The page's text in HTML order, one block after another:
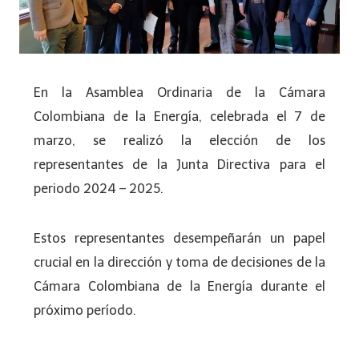
En la Asamblea Ordinaria de la Cámara
Colombiana de la Energía, celebrada el 7 de
marzo, se realizó la elección de los
representantes de la Junta Directiva para el
periodo 2024 – 2025.
Estos representantes desempeñarán un papel
crucial en la dirección y toma de decisiones de la
Cámara Colombiana de la Energía durante el
próximo período.